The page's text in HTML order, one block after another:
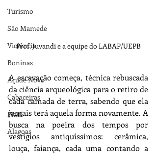
Turismo
São Mamede
Violência
Boninas
Açude Novo
Cabaceiras
Piauí
Alagoas
Prof. Juvandi e a equipe do LABAP/UEPB
A escavação começa, técnica rebuscada
da ciência arqueológica para o retiro de
cada camada de terra, sabendo que ela
jamais terá aquela forma novamente. A
busca na poeira dos tempos por
vestígios antiquíssimos: cerâmica,
louça, faiança, cada uma contando a